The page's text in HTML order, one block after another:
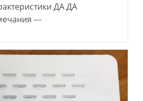
ДА ДА
---